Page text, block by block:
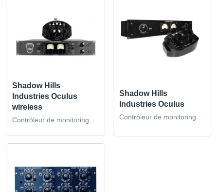
Shadow Hills
Industries Oculus
wireless
Contrôleur de monitoring
Shadow Hills
Industries Oculus
Contrôleur de monitoring